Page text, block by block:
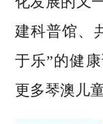
建科普馆、
于乐”的健
更多琴澳儿